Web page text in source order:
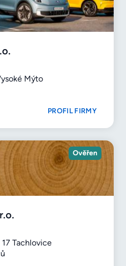
Mýto
PROFIL FIRMY
Ověřen
Tachlovice